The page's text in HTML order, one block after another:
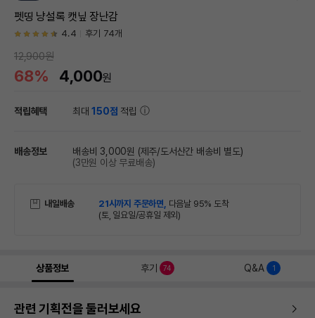
펫띵 냥설록 캣닢 장난감
4.4 후기 74개
12,900원
68% 4,000원
적립혜택 최대150점 적립
배송정보 배송비 3,000원 (제주/도서산간 배송비 별도)
(3만원 이상 무료배송)
내일배송 21시까지 주문하면, 다음날 95% 도착
(토, 일요일/공휴일 제외)
상품정보 후기 74 Q&A 1
관련 기획전을 둘러보세요